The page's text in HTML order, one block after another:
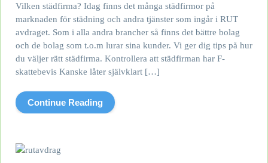
Vilken städfirma? Idag finns det många städfirmor på
marknaden för städning och andra tjänster som ingår i RUT
avdraget. Som i alla andra brancher så finns det bättre bolag
och de bolag som t.o.m lurar sina kunder. Vi ger dig tips på hur
du väljer rätt städfirma. Kontrollera att städfirman har F-
skattebevis Kanske låter självklart […]
Continue Reading